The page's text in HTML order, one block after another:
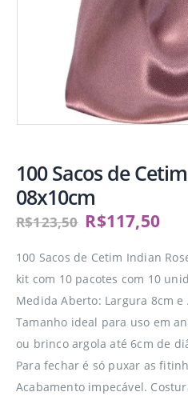
100 Sacos de
08x10cm
R$123,50 R$117,50
100 Sacos de Cetim Indian
kit com 10 pacotes com 10
Medida Aberto: Largura 8cm e
Tamanho ideal para uso em
ou brinco argola até 6cm de
Para fechar é só puxar as
Acabamento impecável.